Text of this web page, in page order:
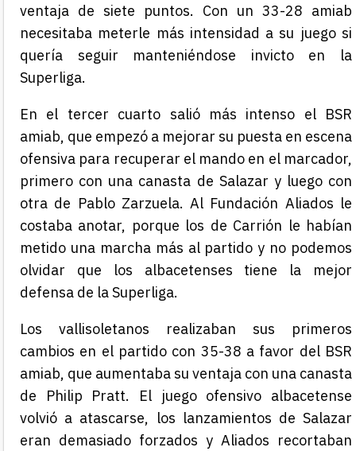
ventaja de siete puntos. Con un 33-28 amiab
necesitaba meterle más intensidad a su juego si
quería seguir manteniéndose invicto en la
Superliga.
En el tercer cuarto salió más intenso el BSR
amiab, que empezó a mejorar su puesta en escena
ofensiva para recuperar el mando en el marcador,
primero con una canasta de Salazar y luego con
otra de Pablo Zarzuela. Al Fundación Aliados le
costaba anotar, porque los de Carrión le habían
metido una marcha más al partido y no podemos
olvidar que los albacetenses tiene la mejor
defensa de la Superliga.
Los vallisoletanos realizaban sus primeros
cambios en el partido con 35-38 a favor del BSR
amiab, que aumentaba su ventaja con una canasta
de Philip Pratt. El juego ofensivo albacetense
volvió a atascarse, los lanzamientos de Salazar
eran demasiado forzados y Aliados recortaban